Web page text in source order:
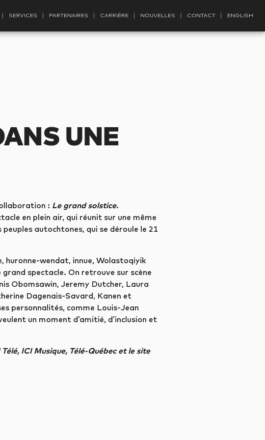
SERVICES PARTENAIRES CARRIÈRE NOUVELLES CONTACT ENGLISH
UNE
: Le grand solstice.
en plein air, qui réunit sur une même
autochtones, qui se déroule le 21
huronne-wendat, innue, Wolastoqiyik
spectacle. On retrouve sur scène
Obomsawin, Jeremy Dutcher, Laura
Dagenais-Savard, Kanen et
personnalités, comme Louis-Jean
un moment d’amitié, d’inclusion et
ICI Musique, Télé-Québec et le site